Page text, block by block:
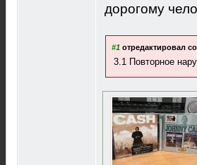
дорогому
#1 отредактировал
3.1 Повторное